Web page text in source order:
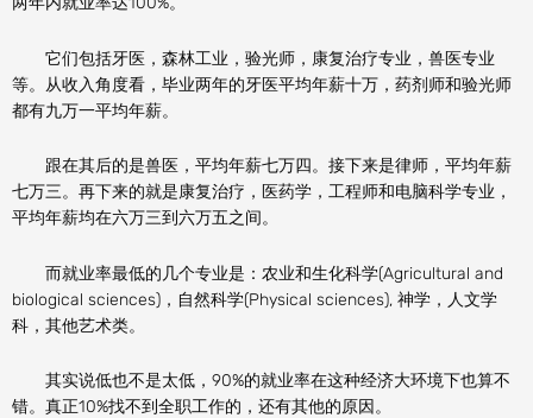
它们包括牙医，森林工业，验光师，康复治疗专业，兽医专业
等。从收入角度看，毕业两年的牙医平均年薪十万，药剂师和验光师
都有九万一平均年薪。
跟在其后的是兽医，平均年薪七万四。接下来是律师，平均年薪
七万三。再下来的就是康复治疗，医药学，工程师和电脑科学专业，
平均年薪均在六万三到六万五之间。
而就业率最低的几个专业是：农业和生化科学(Agricultural and
biological sciences)，自然科学(Physical sciences), 神学，人文学
科，其他艺术类。
其实说低也不是太低，90%的就业率在这种经济大环境下也算不
错。真正10%找不到全职工作的，还有其他的原因。